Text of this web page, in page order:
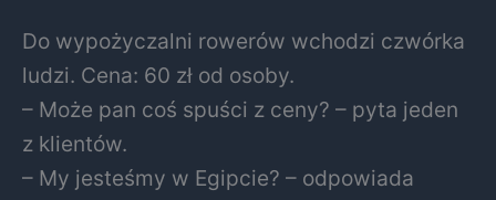
Do wypożyczalni rowerów wchodzi czwórka
ludzi. Cena: 60 zł od osoby.
– Może pan coś spuści z ceny? – pyta jeden
z klientów.
– My jesteśmy w Egipcie? – odpowiada